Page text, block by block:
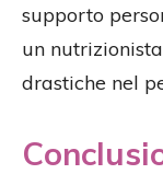
supporto
un
drastiche nel